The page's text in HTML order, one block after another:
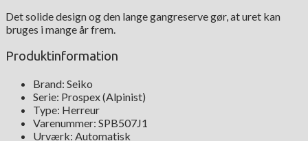
Det solide design og den lange gangreserve gør, at uret kan
bruges i mange år frem.
Produktinformation
Brand: Seiko
Serie: Prospex (Alpinist)
Type: Herreur
Varenummer: SPB507J1
Urværk: Automatisk